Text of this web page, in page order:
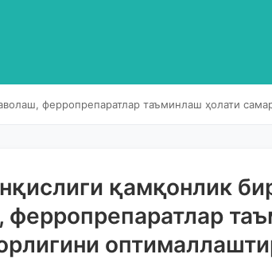
ферропрепаратлар таъминлаш ҳолати
қамқонлик